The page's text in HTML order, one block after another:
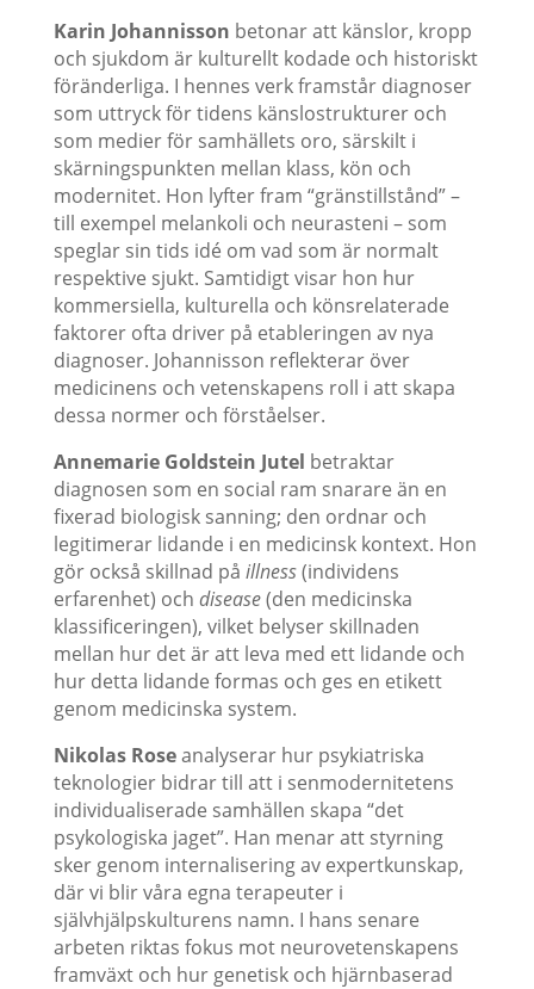
Karin Johannisson betonar att känslor, kropp
och sjukdom är kulturellt kodade och historiskt
föränderliga. I hennes verk framstår diagnoser
som uttryck för tidens känslostrukturer och
som medier för samhällets oro, särskilt i
skärningspunkten mellan klass, kön och
modernitet. Hon lyfter fram “gränstillstånd” –
till exempel melankoli och neurasteni – som
speglar sin tids idé om vad som är normalt
respektive sjukt. Samtidigt visar hon hur
kommersiella, kulturella och könsrelaterade
faktorer ofta driver på etableringen av nya
diagnoser. Johannisson reflekterar över
medicinens och vetenskapens roll i att skapa
dessa normer och förståelser.
Annemarie Goldstein Jutel betraktar
diagnosen som en social ram snarare än en
fixerad biologisk sanning; den ordnar och
legitimerar lidande i en medicinsk kontext. Hon
gör också skillnad på illness(individens
erfarenhet) och disease(den medicinska
klassificeringen), vilket belyser skillnaden
mellan hur det är att leva med ett lidande och
hur detta lidande formas och ges en etikett
genom medicinska system.
Nikolas Roseanalyserar hur psykiatriska
teknologier bidrar till att i senmodernitetens
individualiserade samhällen skapa “det
psykologiska jaget”. Han menar att styrning
sker genom internalisering av expertkunskap,
där vi blir våra egna terapeuter i
självhjälpskulturens namn. I hans senare
arbeten riktas fokus mot neurovetenskapens
framväxt och hur genetisk och hjärnbaserad